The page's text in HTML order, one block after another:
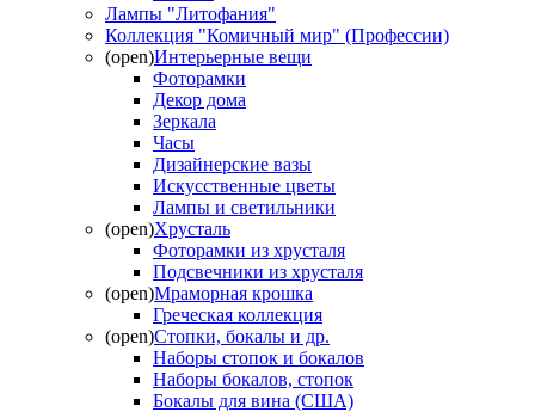
Лампы "Литофания"
Коллекция "Комичный мир" (Профессии)
(open)Интерьерные вещи
Фоторамки
Декор дома
Зеркала
Часы
Дизайнерские вазы
Искусственные цветы
Лампы и светильники
(open)Хрусталь
Фоторамки из хрусталя
Подсвечники из хрусталя
(open)Мраморная крошка
Греческая коллекция
(open)Стопки, бокалы и др.
Наборы стопок и бокалов
Наборы бокалов, стопок
Бокалы для вина (США)